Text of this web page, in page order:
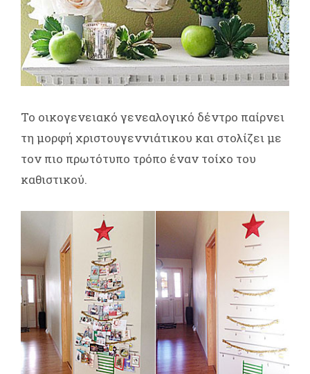
Το οικογενειακό γενεαλογικό δέντρο παίρνει
τη μορφή χριστουγεννιάτικου και στολίζει με
τον πιο πρωτότυπο τρόπο έναν τοίχο του
καθιστικού.